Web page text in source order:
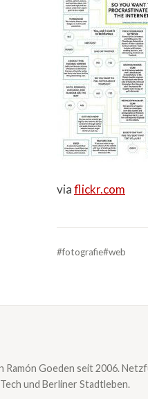
viaflickr.com
#fotografie#web
Ramón Goeden seit 2006.
und Berliner Stadtleben.